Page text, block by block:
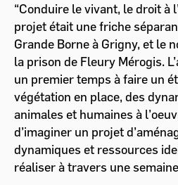
“Conduire le vivant, le droit à
projet était une friche
Grande Borne à Grigny, et le
la prison de Fleury Mérogis.
un premier temps à faire un
végétation en place, des
animales et humaines à
d’imaginer un projet
dynamiques et ressources
réaliser à travers une